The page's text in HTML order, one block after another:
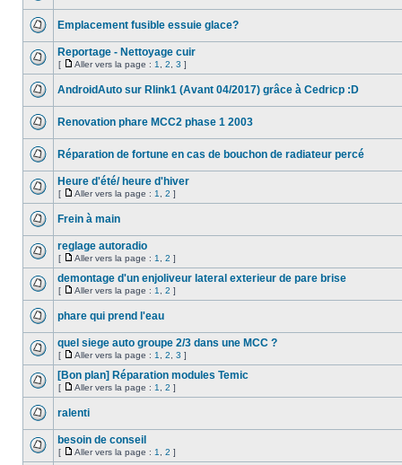
Emplacement fusible essuie glace?
Reportage - Nettoyage cuir
[ Aller vers la page : 1 2 3 ]
AndroidAuto sur Rlink1 (Avant 04/2017) grâce à Cedricp :D
Renovation phare MCC2 phase 1 2003
Réparation de fortune en cas de bouchon de radiateur percé
Heure d'été/ heure d'hiver
[ Aller vers la page : 1 2 ]
Frein à main
reglage autoradio
[ Aller vers la page : 1 2 ]
demontage d'un enjoliveur lateral exterieur de pare brise
[ Aller vers la page : 1 2 ]
phare qui prend l'eau
quel siege auto groupe 2/3 dans une MCC ?
[ Aller vers la page : 1 2 3 ]
[Bon plan] Réparation modules Temic
[ Aller vers la page : 1 2 ]
ralenti
besoin de conseil
[ Aller vers la page : 1 2 ]